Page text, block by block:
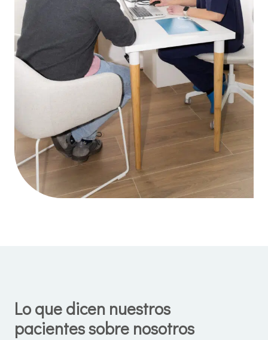
Lo que dicen nuestros
pacientes sobre nosotros